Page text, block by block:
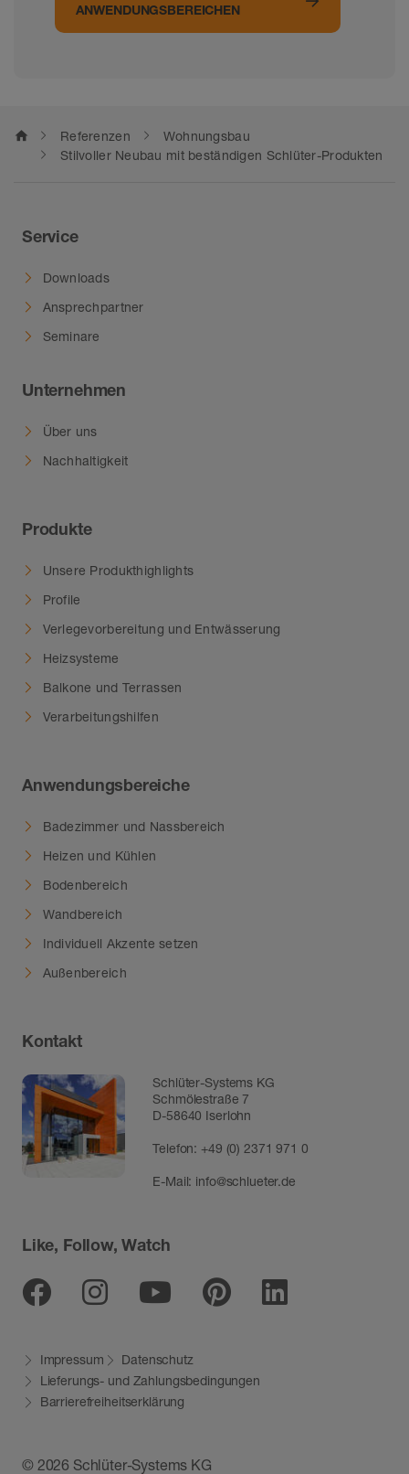
ANWENDUNGSBEREICHEN
home Referenzen
Wohnungsbau
Stilvoller Neubau mit beständigen Schlüter-Produkten
Service
Downloads
Ansprechpartner
Seminare
Unternehmen
Über uns
Nachhaltigkeit
Produkte
Unsere Produkthighlights
Profile
Verlegevorbereitung und Entwässerung
Heizsysteme
Balkone und Terrassen
Verarbeitungshilfen
Anwendungsbereiche
Badezimmer und Nassbereich
Heizen und Kühlen
Bodenbereich
Wandbereich
Individuell Akzente setzen
Außenbereich
Kontakt
Schlüter-Systems KG
Schmölestraße 7
D-58640 Iserlohn
Telefon:+49 (0) 2371 971 0
E-Mail: info@schlueter.de
Like, Follow, Watch
Facebook
InstagramYoutube
PinterestLinkedin
© 2026 Schlüter-Systems KG
Impressum
Datenschutz
Lieferungs- und Zahlungsbedingungen
Barrierefreiheitserklärung